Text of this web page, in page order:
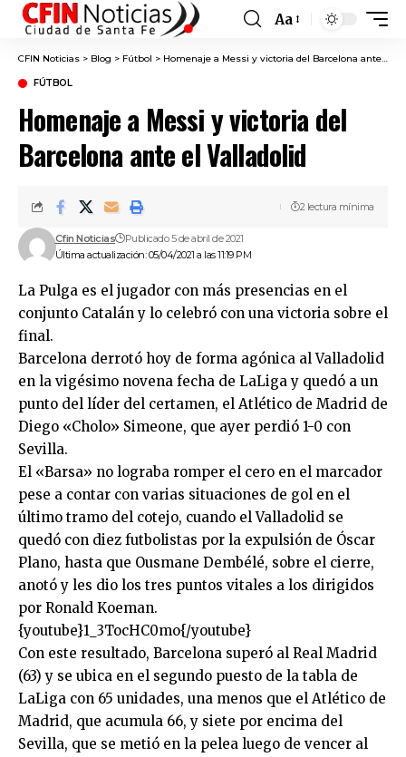
Font
Resizer
Aa
CFIN Noticias > Blog > Fútbol > Homenaje a Messi y victoria del Barcelona ante el Valladolid
FÚTBOL
Homenaje a Messi y victoria del
Barcelona ante el Valladolid
Última actualización: 05/04/2021 a las 11:19 PM
Cfin Noticias Publicado 5 de abril de 2021
2 lectura mínima
La Pulga es el jugador con más presencias en el
conjunto Catalán y lo celebró con una victoria sobre el
final.
Barcelona derrotó hoy de forma agónica al Valladolid
en la vigésimo novena fecha de LaLiga y quedó a un
punto del líder del certamen, el Atlético de Madrid de
Diego «Cholo» Simeone, que ayer perdió 1-0 con
Sevilla.
El «Barsa» no lograba romper el cero en el marcador
pese a contar con varias situaciones de gol en el
último tramo del cotejo, cuando el Valladolid se
quedó con diez futbolistas por la expulsión de Óscar
Plano, hasta que Ousmane Dembélé, sobre el cierre,
anotó y les dio los tres puntos vitales a los dirigidos
por Ronald Koeman.
{youtube}1_3TocHC0mo{/youtube}
Con este resultado, Barcelona superó al Real Madrid
(63) y se ubica en el segundo puesto de la tabla de
LaLiga con 65 unidades, una menos que el Atlético de
Madrid, que acumula 66, y siete por encima del
Sevilla, que se metió en la pelea luego de vencer al